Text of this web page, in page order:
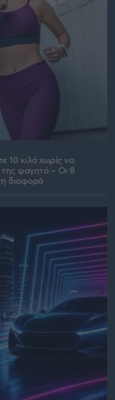
10 κιλά χωρίς να
φαγητό – Οι 8
διαφορά